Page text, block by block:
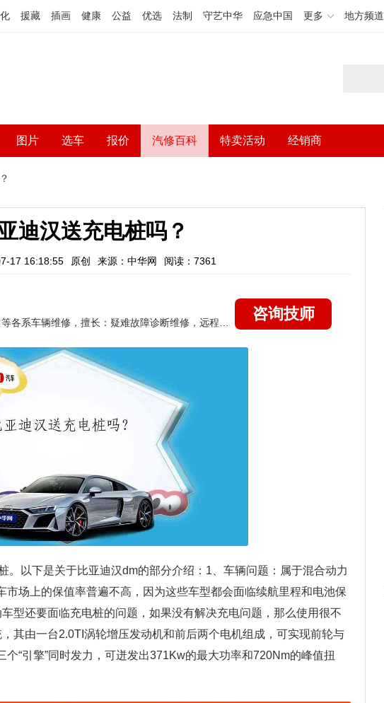
援藏 插画 健康 公益 优选 法制 守艺中华 应急中国 更多 地方频道
图片 选车 报价 汽修百科 特卖活动 经销商
迪汉送充电桩吗？
17 16:18:55 原创 来源：中华网 阅读：7361
咨询技师
。以下是关于比亚迪汉dm的部分介绍：1、车辆问题：属于混合动力
场上的保值率普遍不高，因为这些车型都会面临续航里程和电池保
型还要面临充电桩的问题，如果没有解决充电问题，那么使用很不
其由一台2.0TI涡轮增压发动机和前后两个电机组成，可实现前轮与
“引擎”同时发力，可迸发出371Kw的最大功率和720Nm的峰值扭